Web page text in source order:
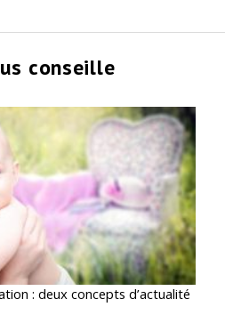
conseille
: deux concepts d’actualité